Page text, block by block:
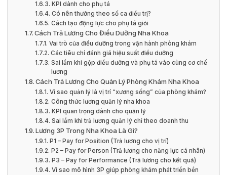
KPI dành cho phụ tá
Có nên thưởng theo số ca điều trị?
Cách tạo động lực cho phụ tá giỏi
Cách Trả Lương Cho Điều Dưỡng Nha Khoa
Vai trò của điều dưỡng trong vận hành phòng khám
Các tiêu chí đánh giá hiệu suất điều dưỡng
Sai lầm khi gộp điều dưỡng và phụ tá vào cùng cơ chế
lương
Cách Trả Lương Cho Quản Lý Phòng Khám Nha Khoa
Vì sao quản lý là vị trí “xương sống” của phòng khám?
Công thức lương quản lý nha khoa
KPI quan trọng dành cho quản lý
Sai lầm khi trả lương quản lý chỉ theo doanh thu
Lương 3P Trong Nha Khoa Là Gì?
P1 – Pay for Position (Trả lương cho vị trí)
P2 – Pay for Person (Trả lương cho năng lực cá nhân)
P3 – Pay for Performance (Trả lương cho kết quả)
Vì sao mô hình 3P giúp phòng khám phát triển bền